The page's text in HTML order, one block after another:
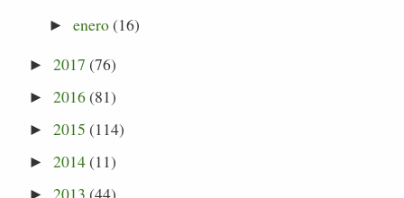
► enero(16)
►2017 (76)
►2016(81)
►2015 (114)
►2014(11)
►2013 (44)